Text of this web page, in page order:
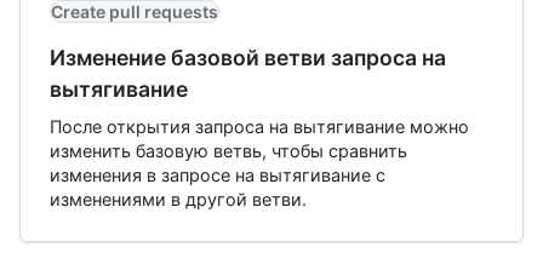
Create pull requests
Изменение базовой ветви запроса на
вытягивание
После открытия запроса на вытягивание можно
изменить базовую ветвь, чтобы сравнить
изменения в запросе на вытягивание с
изменениями в другой ветви.